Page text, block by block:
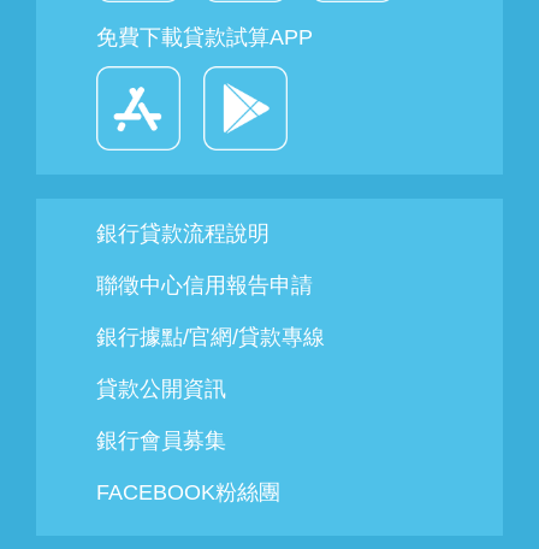
免費下載貸款試算APP
銀行貸款流程說明
聯徵中心信用報告申請
銀行據點/官網/貸款專線
貸款公開資訊
銀行會員募集
FACEBOOK粉絲團